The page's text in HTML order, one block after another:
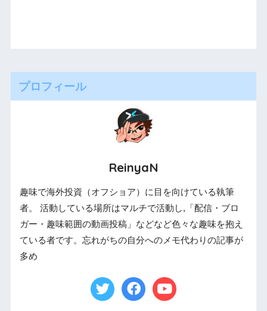
プロフィール
ReinyaN
趣味で海外投資（オフショア）に目を向けている執筆
者。 活動している場所はマルチで活動し,「配信・ブロ
ガー・趣味範囲の動画投稿」などなど色々な趣味を抱え
ている者です。忘れがちの自分へのメモ代わりの記事が
多め